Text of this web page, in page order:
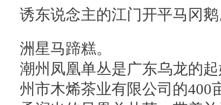
诱东说念主的江门开平马冈
洲星马蹄糕。
潮州凤凰单丛是广东乌龙的
州市木烯茶业有限公司的